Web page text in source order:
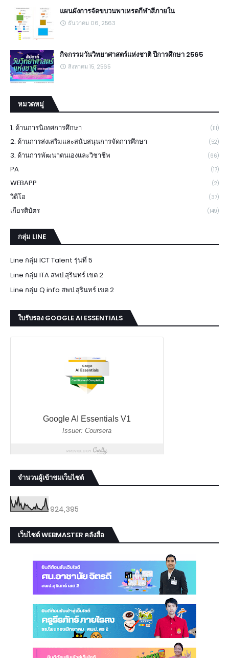
แผนผังการจัดขบวนพาเหรดกีฬาสีภายใน
ธันวาคม 06, 2563
กิจกรรมวันวิทยาศาสตร์แห่งชาติ ปีการศึกษา 2565
สิงหาคม 15, 2565
หมวดหมู่
1. ด้านการนิเทศการศึกษา (111)
2. ด้านการส่งเสริมและสนับสนุนการจัดการศึกษา (52)
3. ด้านการพัฒนาตนเองและวิชาชีพ (66)
PA (17)
WEBAPP (2)
วิดีโอ (37)
เกียรติบัตร (149)
กลุ่ม LINE
Line กลุ่ม ICT Talent รุ่นที่ 5
Line กลุ่ม ITA สพป.สุรินทร์ เขต 2
Line กลุ่ม Q info สพป.สุรินทร์ เขต 2
ใบรับรอง GOOGLE AI ESSENTIALS
จำนวนผู้เข้าชมเว็บไซต์
924,395
เว็บไซต์ WEBMASTER คลังสื่อ